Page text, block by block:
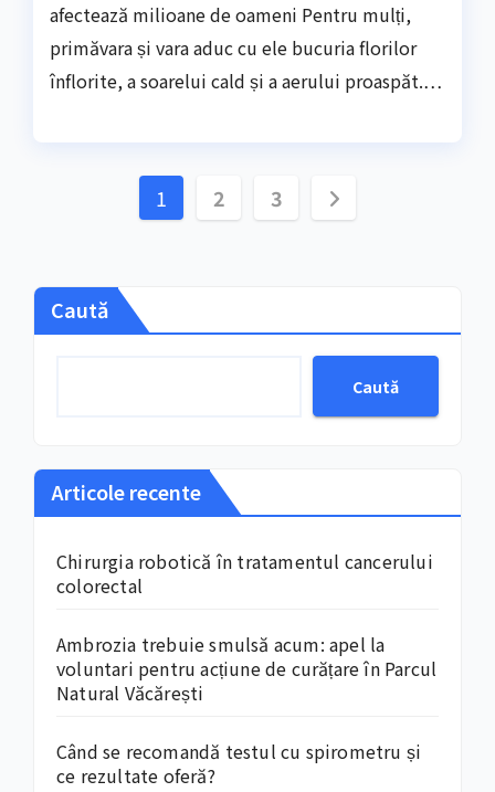
afectează milioane de oameni Pentru mulți,
primăvara și vara aduc cu ele bucuria florilor
înflorite, a soarelui cald și a aerului proaspăt.…
Paginație
1 2 3
Caută
Caută
Articole recente
Chirurgia robotică în tratamentul cancerului
colorectal
Ambrozia trebuie smulsă acum: apel la
voluntari pentru acțiune de curățare în Parcul
Natural Văcărești
Când se recomandă testul cu spirometru și
ce rezultate oferă?